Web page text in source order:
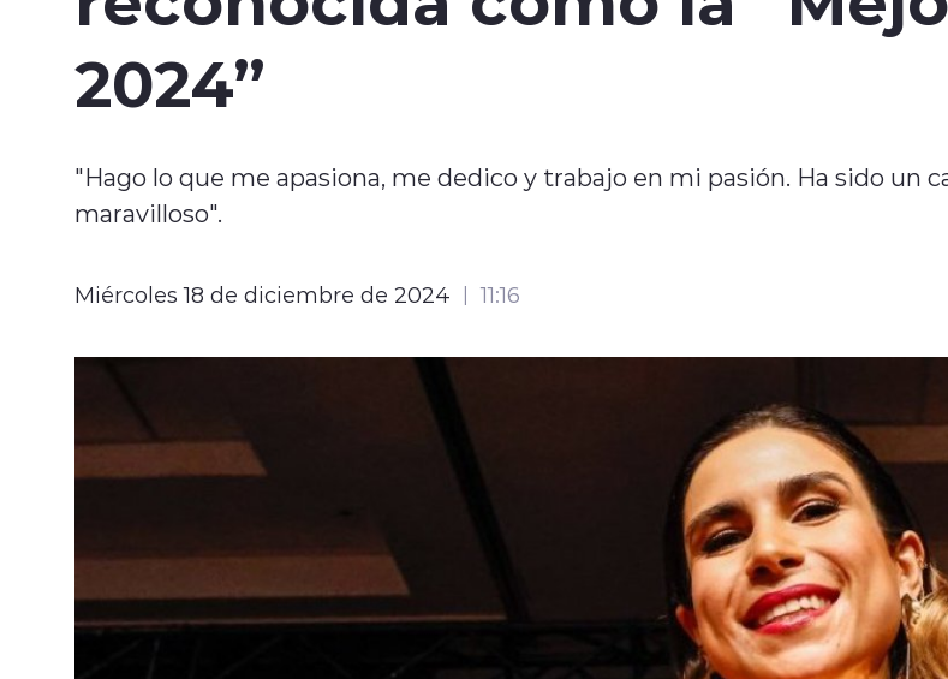
2024”
"Hago lo que me apasiona, me dedico y trabajo en mi pasión. Ha sido un
maravilloso".
Miércoles 18 de diciembre de 2024 11:16